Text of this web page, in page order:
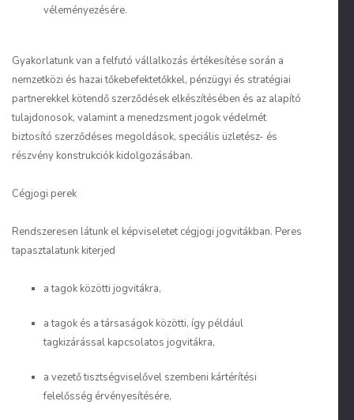
véleményezésére.
Gyakorlatunk van a felfutó vállalkozás értékesítése során a
nemzetközi és hazai tőkebefektetőkkel, pénzügyi és stratégiai
partnerekkel kötendő szerződések elkészítésében és az alapító
tulajdonosok, valamint a menedzsment jogok védelmét
biztosító szerződéses megoldások, speciális üzletész- és
részvény konstrukciók kidolgozásában.
Cégjogi perek
Rendszeresen látunk el képviseletet cégjogi jogvitákban. Peres
tapasztalatunk kiterjed
a tagok közötti jogvitákra,
a tagok és a társaságok közötti, így például
tagkizárással kapcsolatos jogvitákra,
a vezető tisztségviselővel szembeni kártérítési
felelősség érvényesítésére,